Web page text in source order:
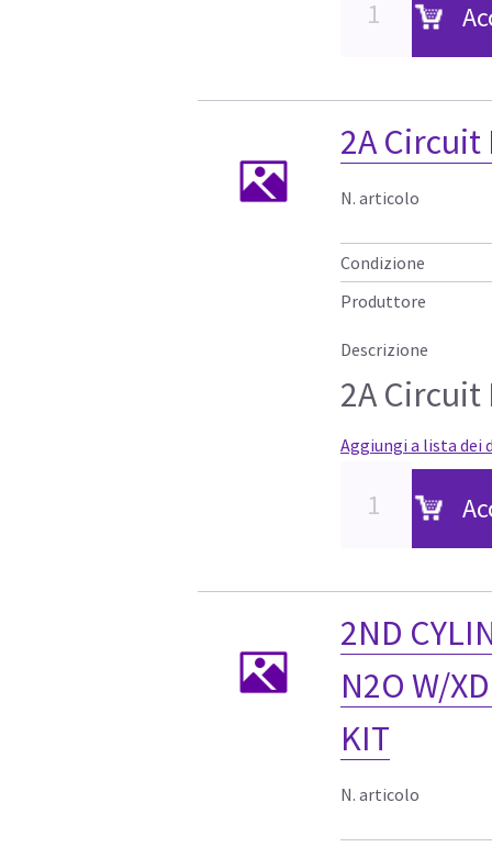
2A
N. articolo
Condizione
Produttore
Descrizione
2A
Aggiungi a lista dei
2ND
N2O W/
KIT
N. articolo